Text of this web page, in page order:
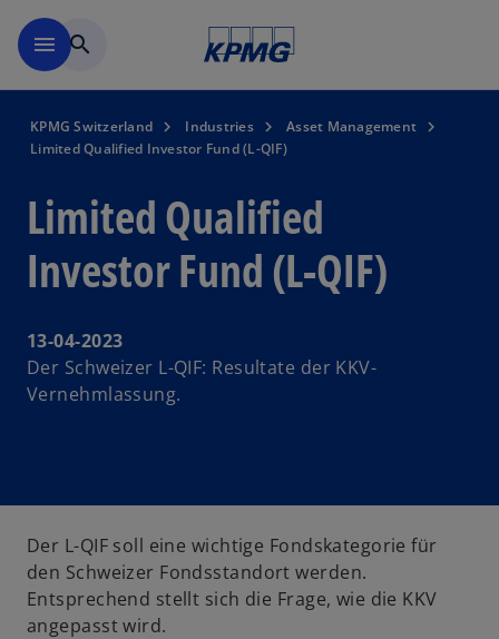
menu search
KPMG Switzerland Industries
Asset Management
Limited Qualified Investor Fund (L-QIF)
Limited Qualified
Investor Fund (L-QIF)
13-04-2023
Der Schweizer L-QIF: Resultate der KKV-
Vernehmlassung.
Der L-QIF soll eine wichtige Fondskategorie für
den Schweizer Fondsstandort werden.
Entsprechend stellt sich die Frage, wie die KKV
angepasst wird.